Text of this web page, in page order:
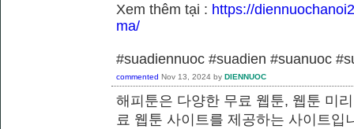
Xem thêm tại : https://
ma/
#suadiennuoc #suadien #suanuoc
commented Nov 13, 2024 by DIENNUOC
해피툰은 다양한 무료 웹툰, 웹툰 미
료 웹툰 사이트를 제공하는 사이트